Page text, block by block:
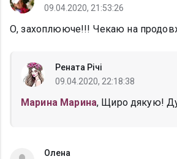
09.04.2020, 21:53:26
О, захоплююче!!! Чекаю на
Рената Річі
09.04.2020, 22:18:38
Марина Марина, Щиро дякую!
Олена